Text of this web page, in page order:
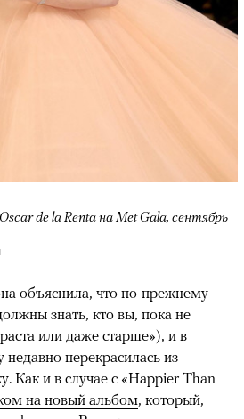
de la Renta на Met Gala, сентябрь
объяснила, что по-прежнему
знать, кто вы, пока не
или даже старше»), и в
перекрасилась из
Как и в случае с «Happier Than
на новый альбом, который,